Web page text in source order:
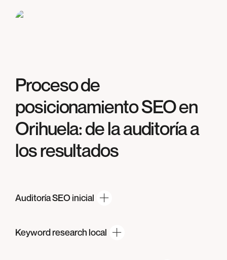
Proceso de
posicionamiento SEO en
Orihuela: de la auditoría a
los resultados
AuditoríaSEO inicial
Keywordresearch local